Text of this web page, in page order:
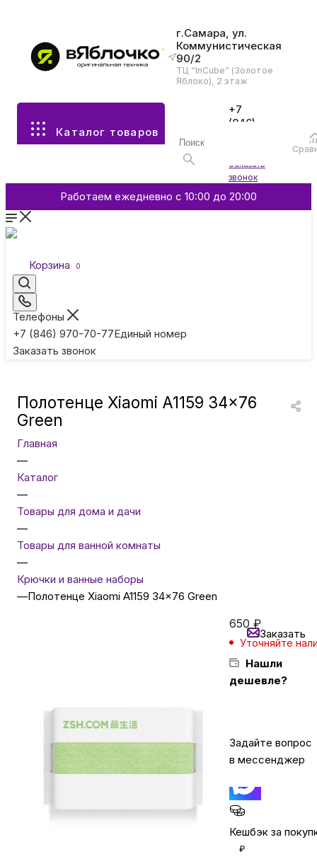
г.Самара, ул.
Коммунистическая
90/2
ТЦ “InCube” (Золотое
Яблоко), 2 этаж
Каталог товаров
+7
(846)
Заказать
звонок
Работаем ежедневно с 10:00 до 20:00
Корзина 0
Телефоны
+7 (846) 970-70-77Единый номер
Заказать звонок
Все разделы каталога
Аксессуары
Смартфоны и гаджеты
Умные кольца
Товары для детей
ТВ и проекторы
Красота и здоровье
Сумки и чемоданы
Для дома и дачи
Полотенце Xiaomi A1159 34x76
Green
Главная
—
Каталог
—
Товары для дома и дачи
—
Товары для ванной комнаты
—
Крючки и ванные наборы
—Полотенце Xiaomi A1159 34x76 Green
650 ₽
Уточняйте
Нашли
дешевле?
Заказать
Задайте вопрос
в мессенджер
Кешбэк за
₽